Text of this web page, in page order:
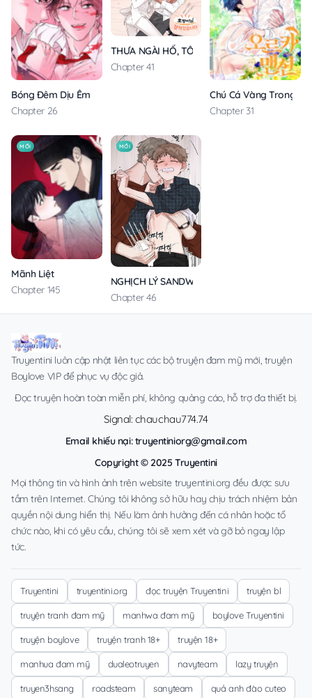
Bóng Đêm Dịu Êm
Chapter 26
THƯA NGÀI HỔ, TÔI ĐÃ ĂN RẤT NGON MIỆNG
Chapter 41
Chú Cá Vàng Trong
Chapter 31
MỚI
Mãnh Liệt
Chapter 145
MỚI
NGHỊCH LÝ SANDWICH
Chapter 46
Truyentini luôn cập nhật liên tục các bộ truyện đam mỹ mới, truyện
Boylove VIP để phục vụ độc giả.
Đọc truyện hoàn toàn miễn phí, không quảng cáo, hỗ trợ đa thiết bị.
Signal: chauchau774.74
Email khiếu nại:truyentiniorg@gmail.com
Copyright © 2025 Truyentini
Mọi thông tin và hình ảnh trên website truyentini.org đều được sưu
tầm trên Internet. Chúng tôi không sở hữu hay chịu trách nhiệm bản
quyền nội dung hiển thị. Nếu làm ảnh hưởng đến cá nhân hoặc tổ
chức nào, khi có yêu cầu, chúng tôi sẽ xem xét và gỡ bỏ ngay lập
tức.
Truyentini truyentini.org đọc truyện Truyentini truyện bl
truyện tranh đam mỹ manhwa đam mỹ boylove Truyentini
truyện boylove truyện tranh 18+ truyện 18+
manhua đam mỹ dualeotruyen navyteam lazy truyện
truyen3hsang roadsteam sanyteam quả anh đào cuteo